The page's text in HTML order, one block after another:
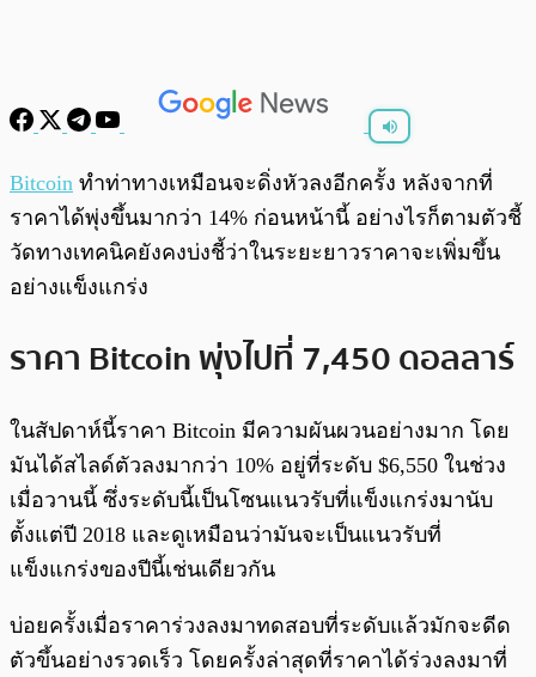
พร้อมเล่น 0:00
Bitcoin ทำท่าทางเหมือนจะดิ่งหัวลงอีกครั้ง หลังจากที่
ราคาได้พุ่งขึ้นมากว่า 14% ก่อนหน้านี้ อย่างไรก็ตามตัวชี้
วัดทางเทคนิคยังคงบ่งชี้ว่าในระยะยาวราคาจะเพิ่มขึ้น
อย่างแข็งแกร่ง
ราคา Bitcoin พุ่งไปที่ 7,450 ดอลลาร์
ในสัปดาห์นี้ราคา Bitcoin มีความผันผวนอย่างมาก โดย
มันได้สไลด์ตัวลงมากว่า 10% อยู่ที่ระดับ $6,550 ในช่วง
เมื่อวานนี้ ซึ่งระดับนี้เป็นโซนแนวรับที่แข็งแกร่งมานับ
ตั้งแต่ปี 2018 และดูเหมือนว่ามันจะเป็นแนวรับที่
แข็งแกร่งของปีนี้เช่นเดียวกัน
บ่อยครั้งเมื่อราคาร่วงลงมาทดสอบที่ระดับแล้วมักจะดีด
ตัวขึ้นอย่างรวดเร็ว โดยครั้งล่าสุดที่ราคาได้ร่วงลงมาที่